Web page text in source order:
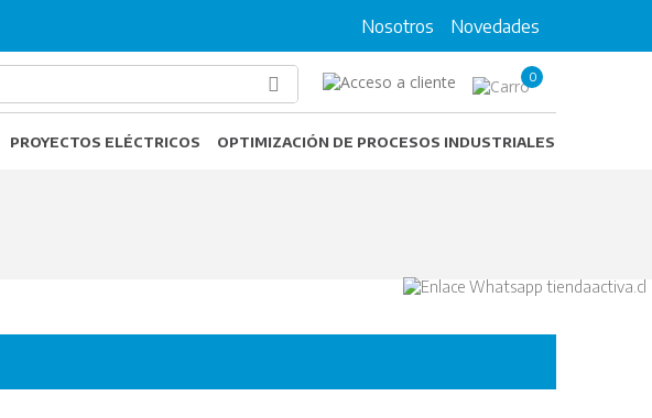
Nosotros Novedades
0
PROYECTOS ELÉCTRICOS OPTIMIZACIÓN DE PROCESOS INDUSTRIALES